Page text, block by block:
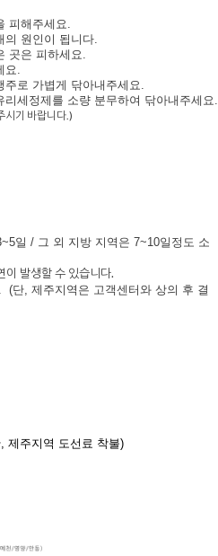
피해주세요.
의 원인이 됩니다.
곳은 피하세요.
요.
로 가볍게 닦아내주세요.
세정제를 소량 분무하여 닦아내주세요.
시기 바랍니다.)
일 / 그 외 지방 지역은 7~10일정도 소
이 발생할 수 있습니다.
(단, 제주지역은 고객센터와 상의 후 결
제주지역 도선료 착불)